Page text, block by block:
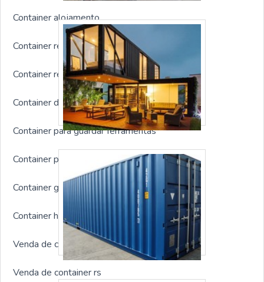
Container alojamento
Container refeitório
Container refrigerado usado
Container dormitório
Container para guardar ferramentas
Container para depósito
Container guarita
Container habitável preço
Venda de container em santos
Venda de container rs